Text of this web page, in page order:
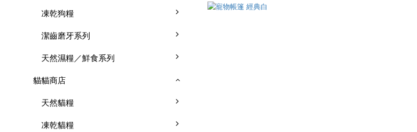
凍乾狗糧
潔齒磨牙系列
天然濕糧／鮮食系列
貓貓商店
天然貓糧
凍乾貓糧